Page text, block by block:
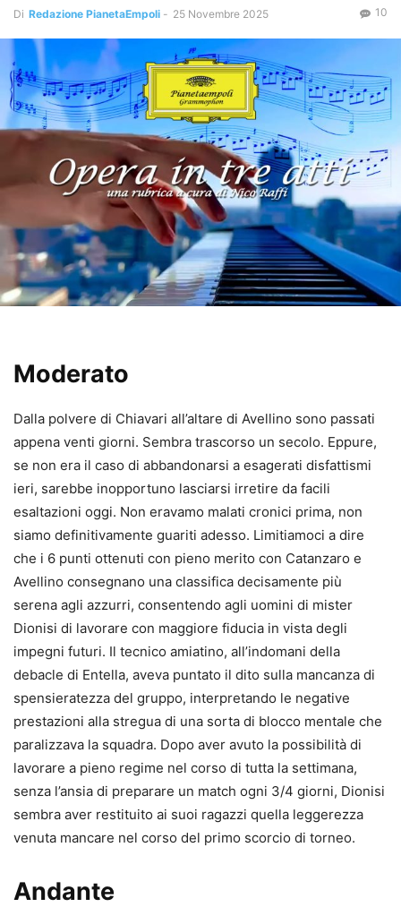
Di Redazione PianetaEmpoli - 25 Novembre 2025 10
Moderato
Dalla polvere di Chiavari all’altare di Avellino sono passati
appena venti giorni. Sembra trascorso un secolo. Eppure,
se non era il caso di abbandonarsi a esagerati disfattismi
ieri, sarebbe inopportuno lasciarsi irretire da facili
esaltazioni oggi. Non eravamo malati cronici prima, non
siamo definitivamente guariti adesso. Limitiamoci a dire
che i 6 punti ottenuti con pieno merito con Catanzaro e
Avellino consegnano una classifica decisamente più
serena agli azzurri, consentendo agli uomini di mister
Dionisi di lavorare con maggiore fiducia in vista degli
impegni futuri. Il tecnico amiatino, all’indomani della
debacle di Entella, aveva puntato il dito sulla mancanza di
spensieratezza del gruppo, interpretando le negative
prestazioni alla stregua di una sorta di blocco mentale che
paralizzava la squadra. Dopo aver avuto la possibilità di
lavorare a pieno regime nel corso di tutta la settimana,
senza l’ansia di preparare un match ogni 3/4 giorni, Dionisi
sembra aver restituito ai suoi ragazzi quella leggerezza
venuta mancare nel corso del primo scorcio di torneo.
Andante